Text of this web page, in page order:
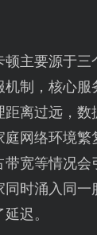
顿主要源于
制，核心服
距离过远，
庭网络环境繁
宽等情况会
同时涌入同一
迟。